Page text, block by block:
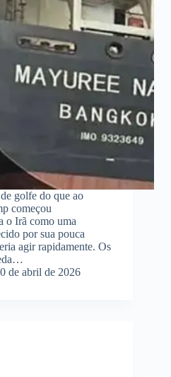
golfe do que ao
começou
o Irã como uma
por sua pouca
agir rapidamente. Os
de abril de 2026